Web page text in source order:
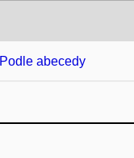
Podle abecedy